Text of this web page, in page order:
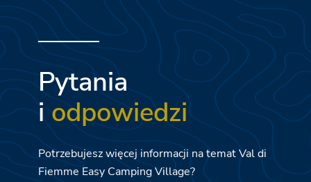
Pytania
i odpowiedzi
Potrzebujesz więcej informacji na temat Val di
Fiemme Easy Camping Village?